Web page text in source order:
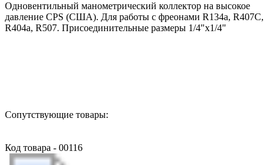
Одновентильный манометрический коллектор на высокое
давление CPS (США). Для работы с фреонами R134a, R407C,
R404a, R507. Присоединительные размеры 1/4"х1/4"
Сопутствующие товары:
Код товара - 00116